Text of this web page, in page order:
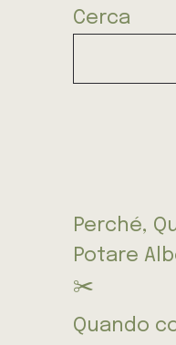
Cerca
Perché,
Potare
✂️
Quando